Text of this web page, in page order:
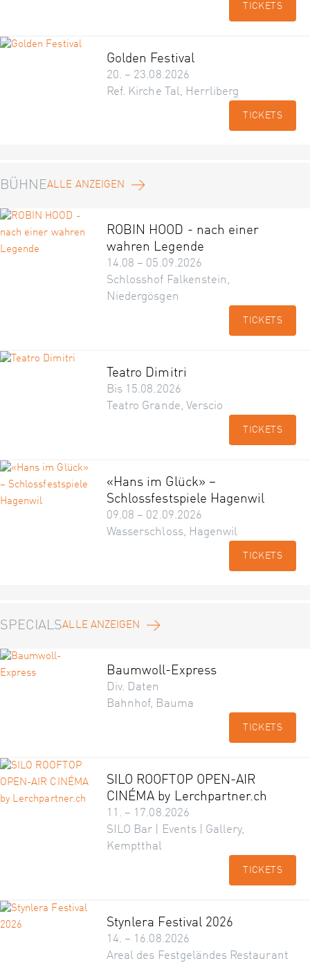
TICKETS
Golden Festival
20. – 23.08.2026
Ref. Kirche Tal, Herrliberg
TICKETS
BÜHNEALLE ANZEIGEN
ROBIN HOOD - nach einer
wahren Legende
14.08 – 05.09.2026
Schlosshof Falkenstein,
Niedergösgen
TICKETS
Teatro Dimitri
Bis 15.08.2026
Teatro Grande, Verscio
TICKETS
«Hans im Glück» –
Schlossfestspiele Hagenwil
09.08 – 02.09.2026
Wasserschloss, Hagenwil
TICKETS
SPECIALSALLE ANZEIGEN
Baumwoll-Express
Div. Daten
Bahnhof, Bauma
TICKETS
SILO ROOFTOP OPEN-AIR
CINÉMA by Lerchpartner.ch
11. – 17.08.2026
SILO Bar | Events | Gallery,
Kemptthal
TICKETS
Stynlera Festival 2026
14. – 16.08.2026
Areal des Festgeländes Restaurant